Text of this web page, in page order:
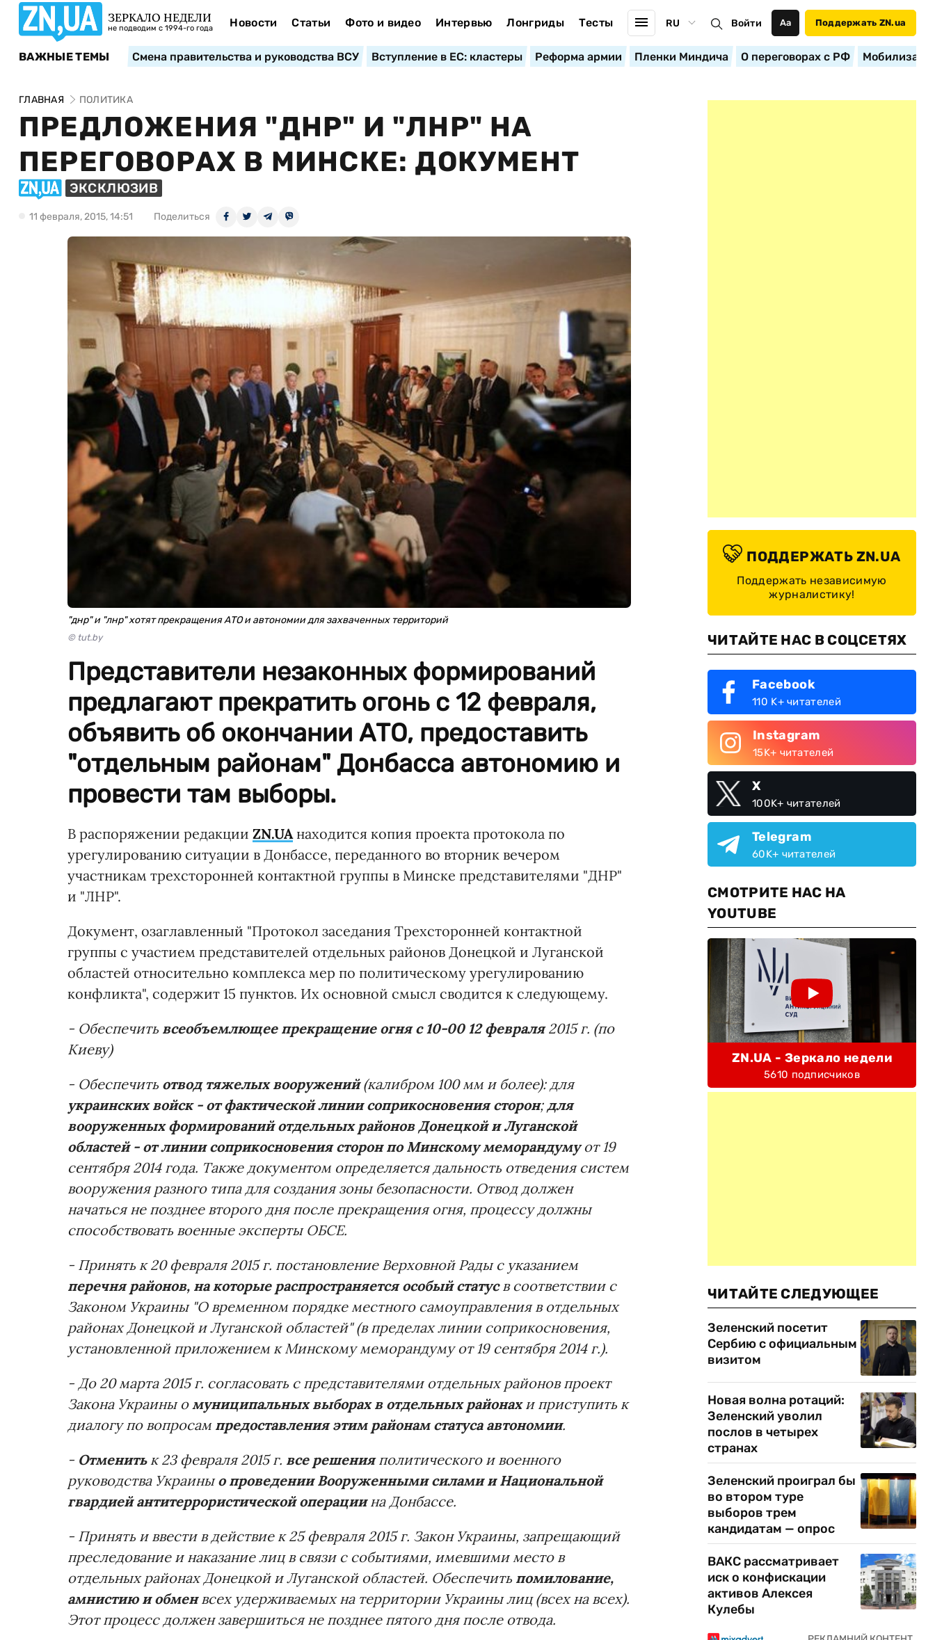
ЗЕРКАЛО НЕДЕЛИ
не подводим с 1994-го года Новости Статьи Фото и видео Интервью Лонгриды Тесты RU Войти Аа Поддержать ZN.ua
ВАЖНЫЕ ТЕМЫ Смена правительства и руководства ВСУ Вступление в ЕС: кластеры Реформа армии Пленки Миндича О переговорах с РФ
ГЛАВНАЯ ПОЛИТИКА
ПРЕДЛОЖЕНИЯ "ДНР" И "ЛНР" НА
ПЕРЕГОВОРАХ В МИНСКЕ: ДОКУМЕНТ
ЭКСКЛЮЗИВ
11 февраля, 2015, 14:51 Поделиться
"днр" и "лнр" хотят прекращения АТО и автономии для захваченных территорий
© tut.by
Представители незаконных формирований
предлагают прекратить огонь с 12 февраля,
объявить об окончании АТО, предоставить
"отдельным районам" Донбасса автономию и
провести там выборы.
В распоряжении редакции ZN.UAнаходится копия проекта протокола по
урегулированию ситуации в Донбассе, переданного во вторник вечером
участникам трехсторонней контактной группы в Минске представителями "ДНР"
и "ЛНР".
Документ, озаглавленный "Протокол заседания Трехсторонней контактной
группы с участием представителей отдельных районов Донецкой и Луганской
областей относительно комплекса мер по политическому урегулированию
конфликта", содержит 15 пунктов. Их основной смысл сводится к следующему.
- Обеспечить всеобъемлющее прекращение огня с 10-00 12 февраля2015 г. (по
Киеву)
- Обеспечить отвод тяжелых вооружений(калибром 100 мм и более): для
украинских войск - от фактической линии соприкосновения сторон;для
вооруженных формирований отдельных районов Донецкой и Луганской
областей - от линии соприкосновения сторон по Минскому меморандумуот 19
сентября 2014 года. Также документом определяется дальность отведения систем
вооружения разного типа для создания зоны безопасности. Отвод должен
начаться не позднее второго дня после прекращения огня, процессу должны
способствовать военные эксперты ОБСЕ.
- Принять к 20 февраля 2015 г. постановление Верховной Рады с указанием
перечня районов, на которые распространяется особый статусв соответствии с
Законом Украины "О временном порядке местного самоуправления в отдельных
районах Донецкой и Луганской областей" (в пределах линии соприкосновения,
установленной приложением к Минскому меморандуму от 19 сентября 2014 г.).
- До 20 марта 2015 г. согласовать с представителями отдельных районов проект
Закона Украины омуниципальных выборах в отдельных районахи приступить к
диалогу по вопросам предоставления этим районам статуса автономии.
- Отменитьк 23 февраля 2015 г. все решенияполитического и военного
руководства Украиныо проведении Вооруженными силами и Национальной
гвардией антитеррористической операциина Донбассе.
- Принять и ввести в действие к 25 февраля 2015 г. Закон Украины, запрещающий
преследование и наказание лиц в связи с событиями, имевшими место в
отдельных районах Донецкой и Луганской областей. Обеспечить помилование,
амнистию и обменвсех удерживаемых на территории Украины лиц (всех на всех).
Этот процесс должен завершиться не позднее пятого дня после отвода.
ПОДДЕРЖАТЬ ZN.UA
Поддержать независимую
журналистику!
ЧИТАЙТЕ НАС В СОЦСЕТЯХ
Facebook
110 K+ читателей
Instagram
15K+ читателей
X
100K+ читателей
Telegram
60K+ читателей
СМОТРИТЕ НАС НА
YOUTUBE
ZN.UA - Зеркало недели
5610 подписчиков
ЧИТАЙТЕ СЛЕДУЮЩЕЕ
Зеленский посетит
Сербию с официальным
визитом
Новая волна ротаций:
Зеленский уволил
послов в четырех
странах
Зеленский проиграл бы
во втором туре
выборов трем
кандидатам — опрос
ВАКС рассматривает
иск о конфискации
активов Алексея
Кулебы